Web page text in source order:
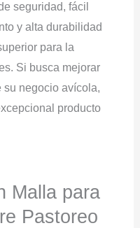
seguridad, fácil
y alta durabilidad
para la
Si busca mejorar
su negocio avícola,
producto
Malla para
Pastoreo